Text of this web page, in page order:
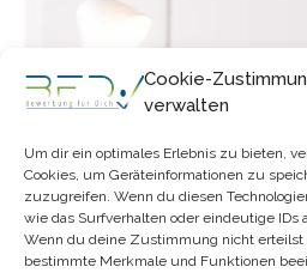
Cookie-
verwalten
Um dir ein optimales Erlebnis zu bieten,
Cookies, um Geräteinformationen zu
zuzugreifen. Wenn du diesen
wie das Surfverhalten oder eindeutige IDs
Wenn du deine Zustimmung nicht
bestimmte Merkmale und Funktionen